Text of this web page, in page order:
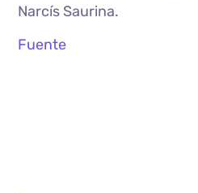
Narcís Saurina.
Fuente